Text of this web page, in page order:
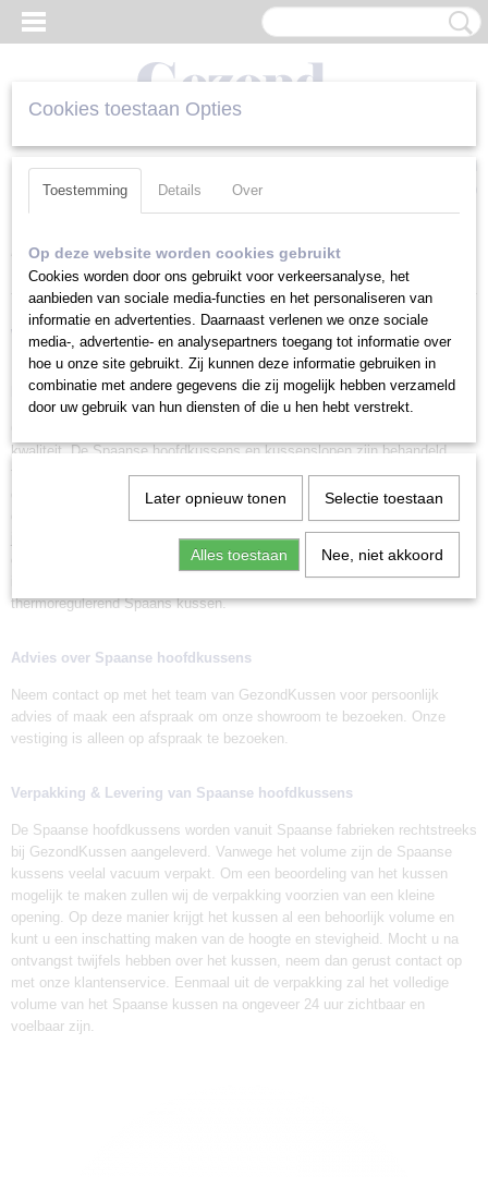
Inloggen Registreren
Home >Spaanse Kussens> Spaans Kussen Zacht Medium 90 cm
| Mash KOL
Wij leveren alleen originele Spaanse hoofdkussens, super gezond
hoofdkussen!
kwaliteit. De Spaanse hoofdkussens en kussenslopen zijn behandeld
tegen huisstofmijt en bacteriën. Alle Spaanse kussens beschikken over
een extra beschermende, met rits afsluitbare hoes van 100% katoen. De
extra hoes maakt het onderhoud van uw kussen zeer eenvoudig, zodat u
jarenlang van een gezonde nachtrust kunt genieten. Ons assortiment
omvat verschillende varianten van het Spaanse hoofdkussen. Varianten
in stevigheid, maar ook van traagschuim, vulling van Dons en een
thermoregulerend Spaans kussen.
Advies over Spaanse hoofdkussens
Neem contact op met het team van GezondKussen voor persoonlijk
advies of maak een afspraak om onze showroom te bezoeken. Onze
vestiging is alleen op afspraak te bezoeken.
Verpakking & Levering van Spaanse hoofdkussens
De Spaanse hoofdkussens worden vanuit Spaanse fabrieken rechtstreeks
bij GezondKussen aangeleverd. Vanwege het volume zijn de Spaanse
kussens veelal vacuum verpakt. Om een beoordeling van het kussen
mogelijk te maken zullen wij de verpakking voorzien van een kleine
opening. Op deze manier krijgt het kussen al een behoorlijk volume en
kunt u een inschatting maken van de hoogte en stevigheid. Mocht u na
ontvangst twijfels hebben over het kussen, neem dan gerust contact op
met onze klantenservice. Eenmaal uit de verpakking zal het volledige
volume van het Spaanse kussen na ongeveer 24 uur zichtbaar en
voelbaar zijn.
Cookies toestaan Opties
Toestemming Details Over
Op deze website worden cookies gebruikt
Cookies worden door ons gebruikt voor verkeersanalyse, het
aanbieden van sociale media-functies en het personaliseren van
informatie en advertenties. Daarnaast verlenen we onze sociale
media-, advertentie- en analysepartners toegang tot informatie over
hoe u onze site gebruikt. Zij kunnen deze informatie gebruiken in
combinatie met andere gegevens die zij mogelijk hebben verzameld
door uw gebruik van hun diensten of die u hen hebt verstrekt.
Later opnieuw tonen Selectie toestaan
Alles toestaan Nee, niet akkoord